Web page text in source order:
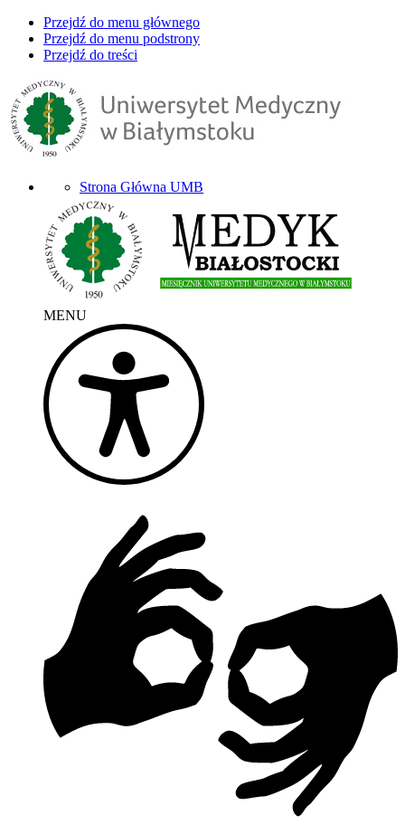
Przejdź do menu głównego
Przejdź do menu podstrony
Przejdź do treści
Strona Główna UMB
MENU